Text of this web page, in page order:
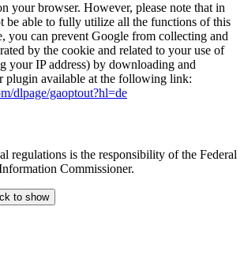
your browser. However, please note that in
be able to fully utilize all the functions of this
you can prevent Google from collecting and
by the cookie and related to your use of
your IP address) by downloading and
plugin available at the following link:
dlpage/gaoptout?hl=de
regulations is the responsibility of the Federal
Commissioner.
to show